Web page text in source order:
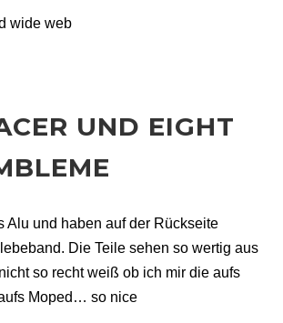
wide web
UND EIGHT
Alu und haben auf der Rückseite
Die Teile sehen so wertig aus
so recht weiß ob ich mir die aufs
Moped… so nice